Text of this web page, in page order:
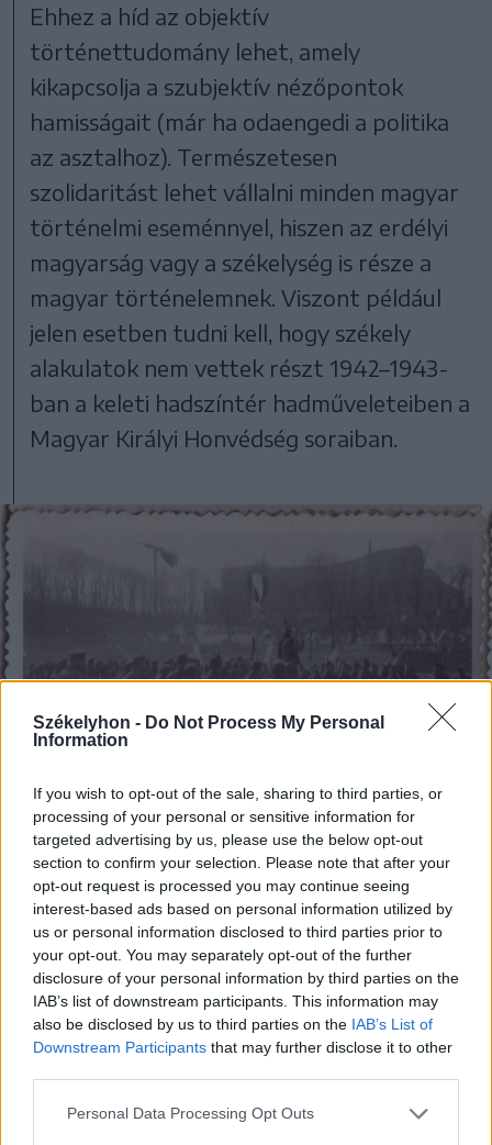
Székelyhon - Do Not Process My Personal
Information
If you wish to opt-out of the sale, sharing to third parties, or
processing of your personal or sensitive information for
targeted advertising by us, please use the below opt-out
section to confirm your selection. Please note that after your
opt-out request is processed you may continue seeing
interest-based ads based on personal information utilized by
us or personal information disclosed to third parties prior to
your opt-out. You may separately opt-out of the further
disclosure of your personal information by third parties on the
IAB’s list of downstream participants. This information may
also be disclosed by us to third parties on the IAB’s List of
Downstream Participants that may further disclose it to other
Personal Data Processing Opt Outs
Ehhez a híd az objektív
történettudomány lehet, amely
kikapcsolja a szubjektív nézőpontok
hamisságait (már ha odaengedi a politika
az asztalhoz). Természetesen
szolidaritást lehet vállalni minden magyar
történelmi eseménnyel, hiszen az erdélyi
magyarság vagy a székelység is része a
magyar történelemnek. Viszont például
jelen esetben tudni kell, hogy székely
alakulatok nem vettek részt 1942–1943-
ban a keleti hadszíntér hadműveleteiben a
Magyar Királyi Honvédség soraiban.
A 1. tábori páncéloshadosztály búcsúja Kijevben,
1943. március végén
FOTÓ: HUNYADI ATTILA GYŰJTEMÉNYÉBŐL
– Mi volt ennek az oka?
– 1940 és 1944 között Észak- és Dél-
Magyarország és Románia között, így a